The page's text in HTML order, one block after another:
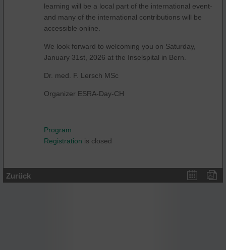
learning will be a local part of the international event-
and many of the international contributions will be
accessible online.
We look forward to welcoming you on Saturday,
January 31st, 2026 at the Inselspital in Bern.
Dr. med. F. Lersch MSc
Organizer ESRA-Day-CH
Program
Registration is closed
Zurück